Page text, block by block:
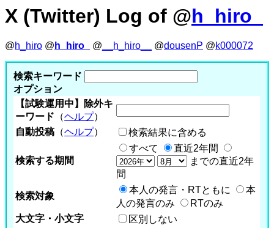
X (Twitter) Log of @h_hiro_
@h_hiro @ h_hiro_ @ __h_hiro__ @dousenP @k000072
検索キーワード
オプション
【試験運用中】除外キ
ーワード （ヘルプ）
自動投稿 （ヘルプ） 検索結果に含める
検索する期間
すべて
直近2年間
までの直近2年
間
検索対象
本人の発言・RTともに
本
人の発言のみ
RTのみ
大文字・小文字
区別しない